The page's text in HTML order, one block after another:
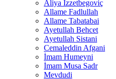
Aliya İzzetbegoviç
Allame Fadlullah
Allame Tabatabai
Ayetullah Behcet
Ayetullah Sistani
Cemaleddin Afgani
İmam Humeyni
İmam Musa Sadr
Mevdudi